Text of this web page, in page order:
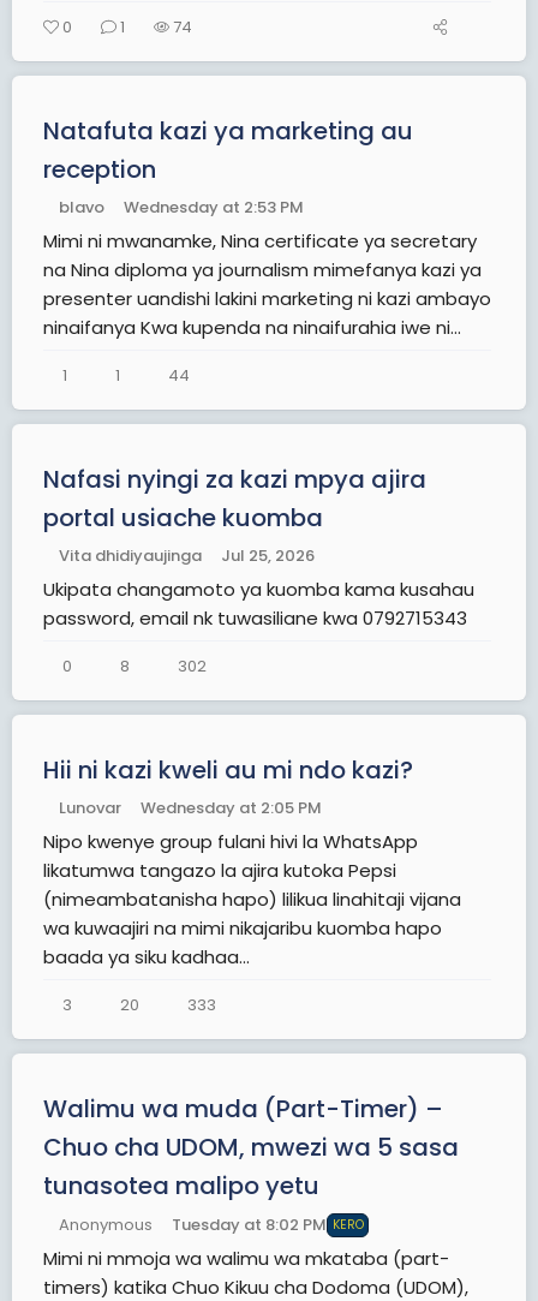
0 1 74
Natafuta kazi ya marketing au
reception
blavo Wednesday at 2:53 PM
Mimi ni mwanamke, Nina certificate ya secretary
na Nina diploma ya journalism mimefanya kazi ya
presenter uandishi lakini marketing ni kazi ambayo
ninaifanya Kwa kupenda na ninaifurahia iwe ni...
1 1 44
Nafasi nyingi za kazi mpya ajira
portal usiache kuomba
Vita dhidiyaujinga Jul 25, 2026
Ukipata changamoto ya kuomba kama kusahau
password, email nk tuwasiliane kwa 0792715343
0 8 302
Hii ni kazi kweli au mi ndo kazi?
Lunovar Wednesday at 2:05 PM
Nipo kwenye group fulani hivi la WhatsApp
likatumwa tangazo la ajira kutoka Pepsi
(nimeambatanisha hapo) lilikua linahitaji vijana
wa kuwaajiri na mimi nikajaribu kuomba hapo
baada ya siku kadhaa...
3 20 333
Walimu wa muda (Part-Timer) –
Chuo cha UDOM, mwezi wa 5 sasa
tunasotea malipo yetu
Anonymous Tuesday at 8:02 PM KERO
Mimi ni mmoja wa walimu wa mkataba (part-
timers) katika Chuo Kikuu cha Dodoma (UDOM),